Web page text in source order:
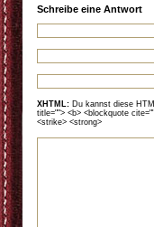
Schreibe eine Antwort
XHTML: Du kannst diese
title=""> <b> <blockquote
<strike> <strong>